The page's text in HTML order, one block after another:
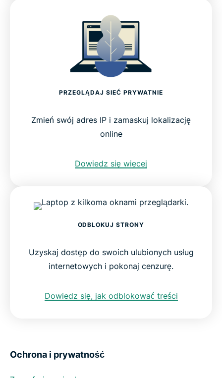
PRZEGLĄDAJ SIEĆ PRYWATNIE
Zmień swój adres IP i zamaskuj lokalizację
online
Dowiedz się więcej
ODBLOKUJ STRONY
Uzyskaj dostęp do swoich ulubionych usług
internetowych i pokonaj cenzurę.
Dowiedz się, jak odblokować treści
Ochrona i prywatność